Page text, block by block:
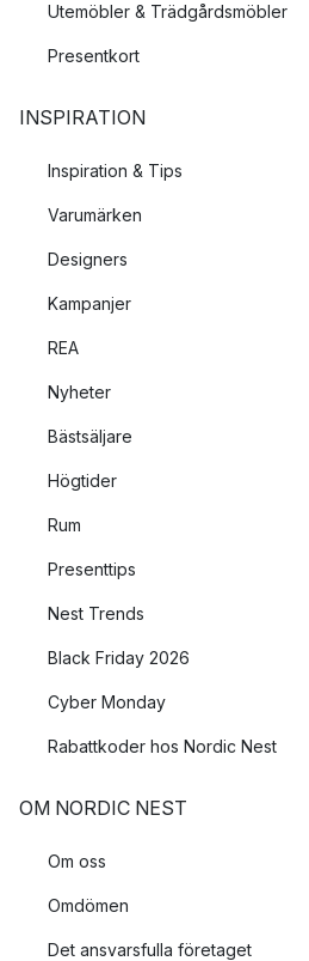
Utemöbler & Trädgårdsmöbler
Presentkort
INSPIRATION
Inspiration & Tips
Varumärken
Designers
Kampanjer
REA
Nyheter
Bästsäljare
Högtider
Rum
Presenttips
Nest Trends
Black Friday 2026
Cyber Monday
Rabattkoder hos Nordic Nest
OM NORDIC NEST
Om oss
Omdömen
Det ansvarsfulla företaget